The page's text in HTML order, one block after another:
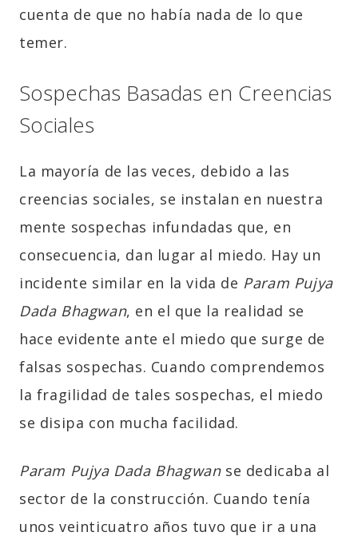
cuenta de que no había nada de lo que
temer.
Sospechas Basadas en Creencias
Sociales
La mayoría de las veces, debido a las
creencias sociales, se instalan en nuestra
mente sospechas infundadas que, en
consecuencia, dan lugar al miedo. Hay un
incidente similar en la vida de Param Pujya
Dada Bhagwan, en el que la realidad se
hace evidente ante el miedo que surge de
falsas sospechas. Cuando comprendemos
la fragilidad de tales sospechas, el miedo
se disipa con mucha facilidad.
Param Pujya Dada Bhagwanse dedicaba al
sector de la construcción. Cuando tenía
unos veinticuatro años tuvo que ir a una